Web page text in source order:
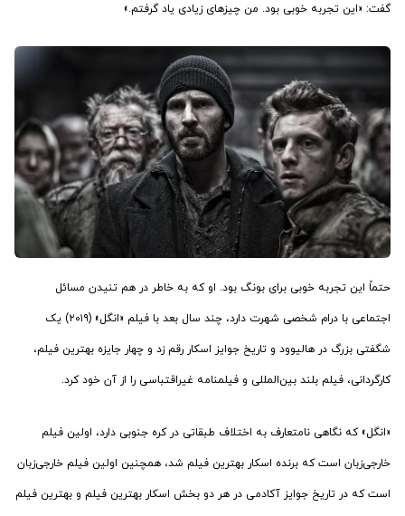
گفت: «این تجربه خوبی بود. من چیزهای زیادی یاد گرفتم.»
حتماً این تجربه خوبی برای بونگ بود. او که به خاطر در هم تنیدن مسائل
اجتماعی با درام‌ شخصی شهرت دارد، چند سال بعد با فیلم «انگل» (۲۰۱۹) یک
شگفتی بزرگ در هالیوود و تاریخ جوایز اسکار رقم زد و چهار جایزه بهترین فیلم،
کارگردانی، فیلم بلند بین‌المللی و فیلمنامه غیراقتباسی را از آن خود کرد.
«انگل» که نگاهی نامتعارف به اختلاف طبقاتی در کره جنوبی دارد، اولین فیلم
خارجی‌زبان است که برنده اسکار بهترین فیلم شد، همچنین اولین فیلم خارجی‌زبان
است که در تاریخ جوایز آکادمی در هر دو بخش اسکار بهترین فیلم و بهترین فیلم